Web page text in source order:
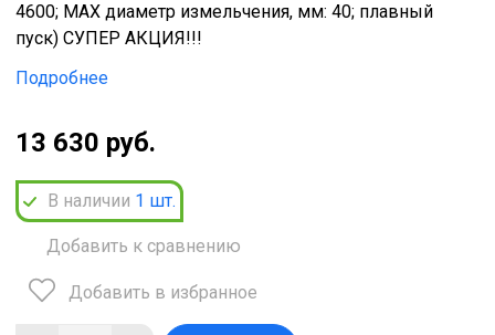
4600; МАХ диаметр измельчения, мм: 40; плавный
пуск) СУПЕР АКЦИЯ!!!
Подробнее
13 630 руб.
В наличии 1 шт.
Добавить к сравнению
Добавить в избранное